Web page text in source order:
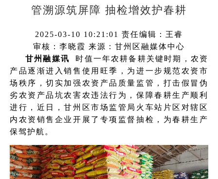
管溯源筑屏障 抽检增效护春耕
2025-03-10 10:21:01
责任编辑：王睿
审核：李晓霞 来源：甘州区融媒体中心
甘州融媒讯 时值一年农耕备耕关键时期，农资
产品逐渐进入销售使用旺季，为进一步规范农资市
场秩序，切实加强农资产品质量监管，打击假冒伪
劣农资产品坑农害农违法行为，保障春耕生产顺利
进行，近日，甘州区市场监管局火车站片区对辖区
内农资销售企业开展了专项监督抽检，为春耕生产
保驾护航。